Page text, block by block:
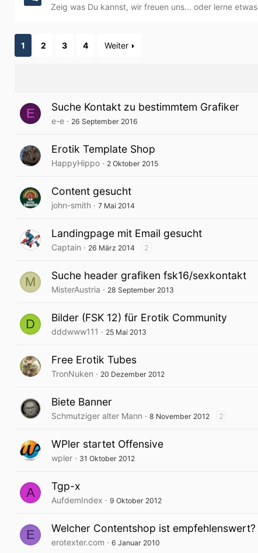
Zeig was Du kannst, wir freuen uns... oder lerne
1 2 3 4 Weiter
E Suche Kontakt zu bestimmtem Grafiker
e-e 26 September 2016
Erotik Template Shop
HappyHippo 2 Oktober 2015
Content gesucht
john-smith 7 Mai 2014
Landingpage mit Email gesucht
Captain 26 März 2014 2
M Suche header grafiken fsk16/sexkontakt
MisterAustria 28 September 2013
D Bilder (FSK 12) für Erotik Community
dddwww111 25 Mai 2013
Free Erotik Tubes
TronNuken 20 Dezember 2012
Biete Banner
Schmutziger alter Mann 8 November 2012 2
WPler startet Offensive
wpler 31 Oktober 2012
A Tgp-x
AufdemIndex 9 Oktober 2012
E Welcher Contentshop ist empfehlenswert?
erotexter.com 6 Januar 2010